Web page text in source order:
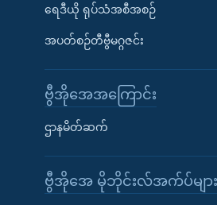
Learning English
ရေဒီယို ရုပ်သံအစီအစဉ်
အပတ်စဉ်တီဗွီမဂ္ဂဇင်း
ဗွီအိုအေအကြောင်း
ဌာနမိတ်ဆက်
ဗွီအိုအေ မိုဘိုင်းလ်အက်ပ်မျာ